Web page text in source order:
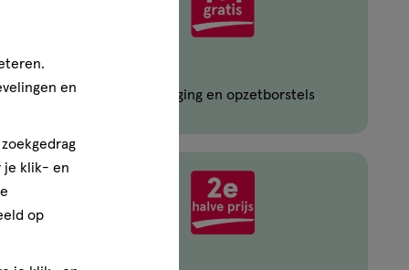
Oral-B mondverzorging en opzetborstels
en
je klik- en
op